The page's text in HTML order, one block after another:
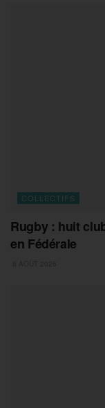
COLLECTIFS
Rugby : huit
en Fédérale